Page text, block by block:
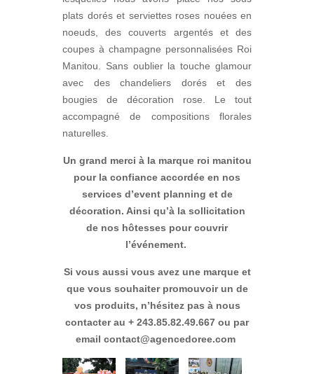
plats dorés et serviettes roses nouées en
noeuds, des couverts argentés et des
coupes à champagne personnalisées Roi
Manitou. Sans oublier la touche glamour
avec des chandeliers dorés et des
bougies de décoration rose. Le tout
accompagné de compositions florales
naturelles.
Un grand merci à la marque roi manitou
pour la confiance accordée en nos
services d’event planning et de
décoration. Ainsi qu’à la sollicitation
de nos hôtesses pour couvrir
l’événement.
Si vous aussi vous avez une marque et
que vous souhaiter promouvoir un de
vos produits, n’hésitez pas à nous
contacter au + 243.85.82.49.667 ou par
email contact@agencedoree.com